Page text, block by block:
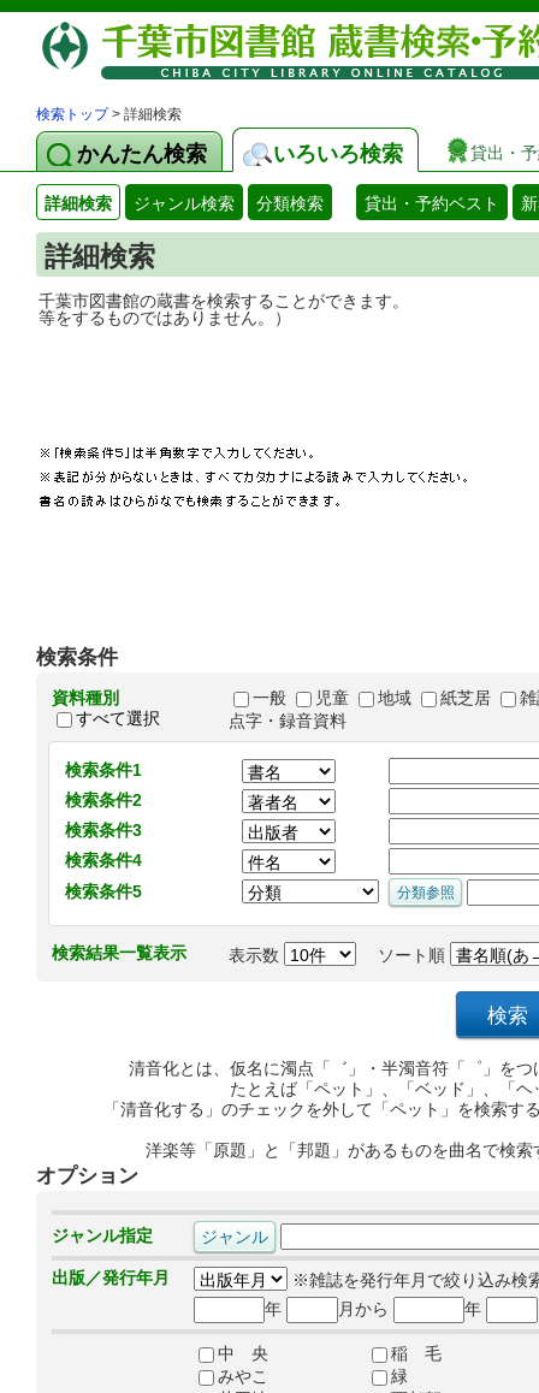
検索トップ> 詳細検索
かんたん検索 いろいろ検索 貸出・
詳細検索 ジャンル検索 分類検索 貸出・予約ベスト
詳細検索
千葉市図書館の蔵書を検索することがで
等をするものではありません。）
検索条件
資料種別
すべて選択
一般 児童 地域 紙芝居
点字・録音資料
検索条件1
検索条件2
検索条件3
検索条件4
検索条件5
検索結果一覧表示 表示数 ソート順
清音化とは、仮名に濁点「゛」・半濁音符「゜」を
たとえば「ペット」、「ベッド」、「
「清音化する」のチェックを外して「ペット」を検索
洋楽等「原題」と「邦題」があるものを曲名で検
オプション
ジャンル指定
出版／発行年月
※雑誌を発行年月で絞り込み検
年
月から 年
中 央
稲 毛
みやこ
緑